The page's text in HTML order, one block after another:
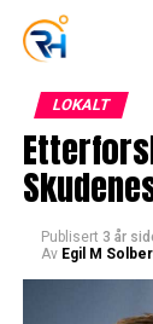
LOKALT
Publisert 3 år
Av Egil M